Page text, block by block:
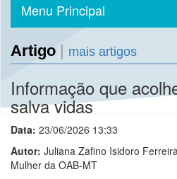
Menu Principal
Artigo mais artigos
Informação que
salva vidas
Data: 23/06/2026 13:33
Autor: Juliana Zafino Isidoro
Mulher da OAB-MT